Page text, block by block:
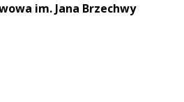
im. Jana Brzechwy